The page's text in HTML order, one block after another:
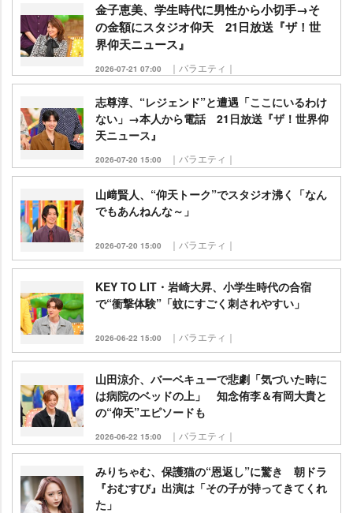
金子恵美、学生時代に男性から小切手→そ
の金額にスタジオ仰天 21日放送『ザ！世
界仰天ニュース』
2026-07-21 07:00 ｜バラエティ｜
志尊淳、“レジェンド”と遭遇「ここにいるわけ
ない」→本人から電話 21日放送『ザ！世界仰
天ニュース』
2026-07-20 15:00 ｜バラエティ｜
山﨑賢人、“仰天トーク”でスタジオ沸く「なん
でもあんねんな～」
2026-07-20 15:00 ｜バラエティ｜
KEY TO LIT・岩崎大昇、小学生時代の合宿
で“衝撃体験”「蚊にすごく刺されやすい」
2026-06-22 15:00 ｜バラエティ｜
山田涼介、バーベキューで悲劇「気づいた時に
は病院のベッドの上」 知念侑李＆有岡大貴と
の“仰天”エピソードも
2026-06-22 15:00 ｜バラエティ｜
みりちゃむ、保護猫の“恩返し”に驚き 朝ドラ
『おむすび』出演は「その子が持ってきてくれ
た」